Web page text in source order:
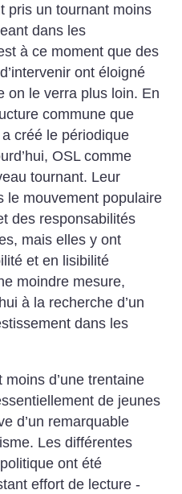
pris un tournant moins
dans les
à ce moment que des
ont éloigné
on le verra plus loin. En
commune que
créé le périodique
OSL comme
tournant. Leur
le mouvement populaire
des responsabilités
mais elles y ont
et en lisibilité
moindre mesure,
à la recherche d’un
dans les
d’une trentaine
de jeunes
d’un remarquable
Les différentes
ont été
effort de lecture -